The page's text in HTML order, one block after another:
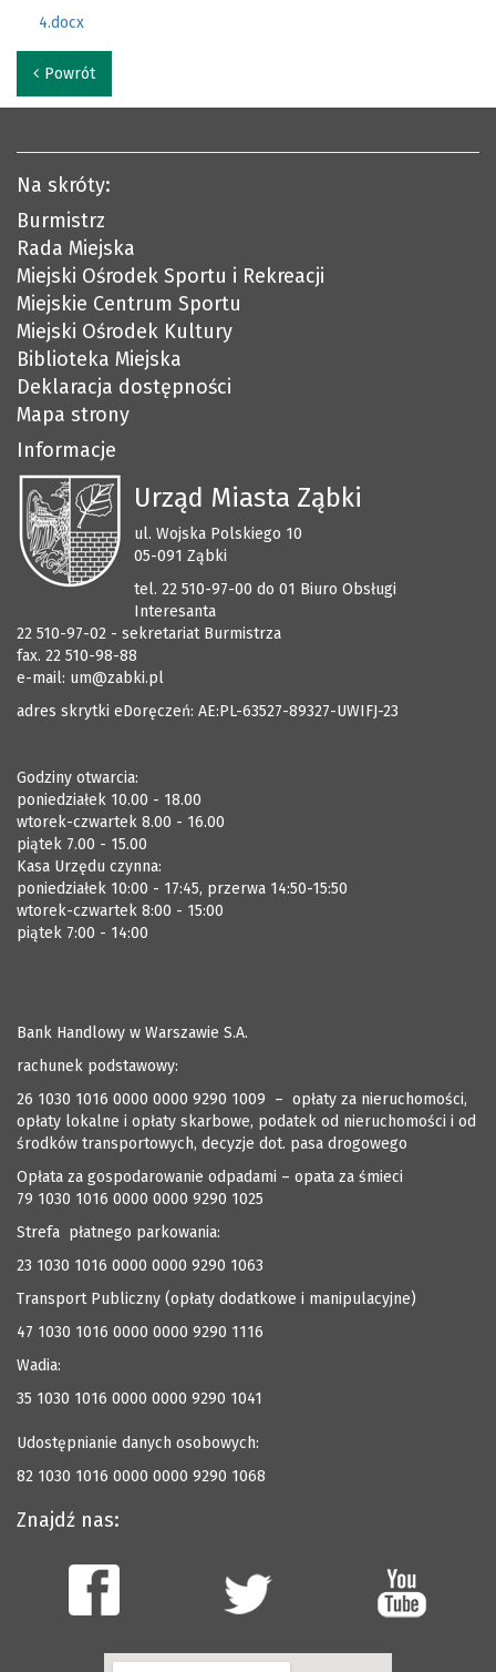
4.docx
Powrót
Na skróty:
Burmistrz
Rada Miejska
Miejski Ośrodek Sportu i Rekreacji
Miejskie Centrum Sportu
Miejski Ośrodek Kultury
Biblioteka Miejska
Deklaracja dostępności
Mapa strony
Informacje
Urząd Miasta Ząbki
ul. Wojska Polskiego 10
05-091 Ząbki
tel. 22 510-97-00 do 01 Biuro Obsługi
Interesanta
22 510-97-02 - sekretariat Burmistrza
fax. 22 510-98-88
e-mail: um@zabki.pl
adres skrytki eDoręczeń: AE:PL-63527-89327-UWIFJ-23
Godziny otwarcia:
poniedziałek 10.00 - 18.00
wtorek-czwartek 8.00 - 16.00
piątek 7.00 - 15.00
Kasa Urzędu czynna:
poniedziałek 10:00 - 17:45, przerwa 14:50-15:50
wtorek-czwartek 8:00 - 15:00
piątek 7:00 - 14:00
Bank Handlowy w Warszawie S.A.
rachunek podstawowy:
26 1030 1016 0000 0000 9290 1009 – opłaty za nieruchomości,
opłaty lokalne i opłaty skarbowe, podatek od nieruchomości i od
środków transportowych, decyzje dot. pasa drogowego
Opłata za gospodarowanie odpadami – opata za śmieci
79 1030 1016 0000 0000 9290 1025
Strefa płatnego parkowania:
23 1030 1016 0000 0000 9290 1063
Transport Publiczny (opłaty dodatkowe i manipulacyjne)
47 1030 1016 0000 0000 9290 1116
Wadia:
35 1030 1016 0000 0000 9290 1041
Udostępnianie danych osobowych:
82 1030 1016 0000 0000 9290 1068
Znajdź nas: